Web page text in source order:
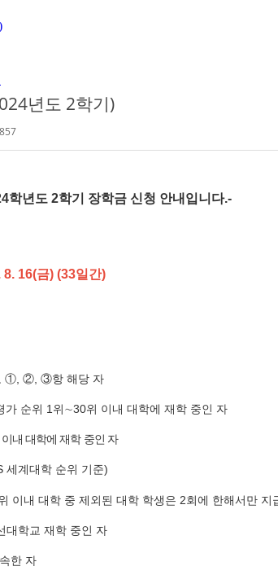
년도 2학기)
장학금 신청 안내입니다.-
16(금) (33일간)
①, ②, ③항 해당 자
가 순위 1위∼30위 이내 대학에 재학 중인 자
내 대학에 재학 중인 자
세계대학 순위 기준)
이내 대학 중 제외된 대학 학생은2회에 한해서만 지
대학교 재학 중인 자
한 자